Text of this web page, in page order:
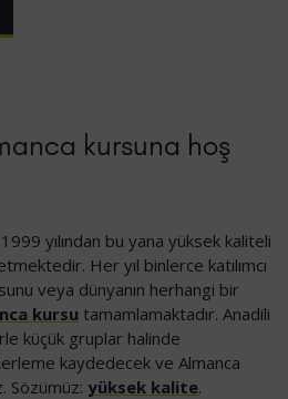
kursuna hoş
yılından bu yana yüksek kaliteli
Her yıl binlerce katılımcı
veya dünyanın herhangi bir
kursu tamamlamaktadır. Anadili
küçük gruplar halinde
kaydedecek ve Almanca
Sözümüz: yüksek kalite.